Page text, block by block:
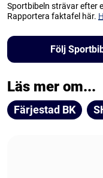
Sportbibeln strävar efter
Rapportera faktafel här.
Följ
Läs mer om...
Färjestad BK